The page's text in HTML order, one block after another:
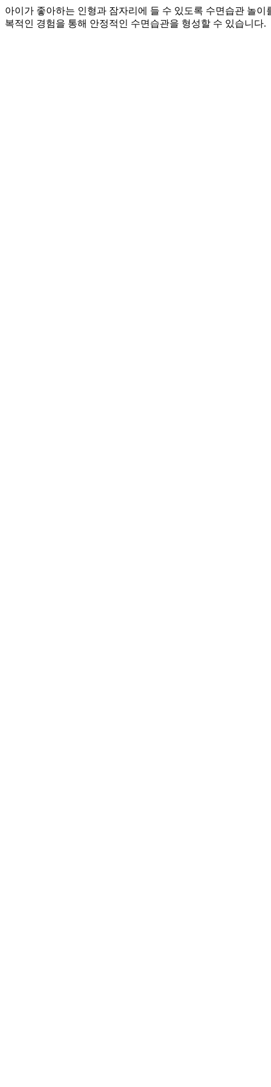
아이가 좋아하는 인형과 잠자리에 들 수 있도록 수면습관 놀
복적인 경험을 통해 안정적인 수면습관을 형성할 수 있습니다.